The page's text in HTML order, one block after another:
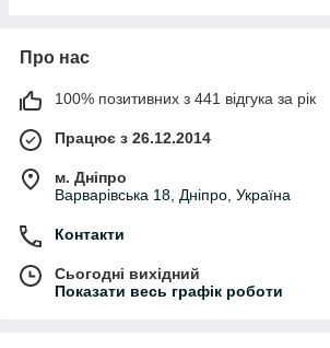
Peugeot
Renault
Skoda
Suzuki
Toyota
Volkswagen
Mercedes
Volvo
Про нас
100% позитивних з 441 відгука за рік
Працює з 26.12.2014
м. Дніпро
Варварівська 18, Дніпро, Україна
Контакти
Сьогодні вихідний
Показати весь графік роботи